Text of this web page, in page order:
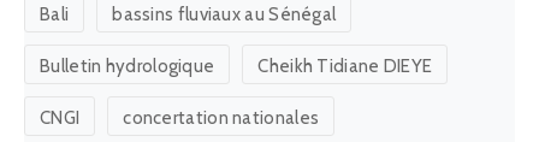
Bali bassins fluviaux au Sénégal
Bulletin hydrologique Cheikh Tidiane DIEYE
CNGI concertation nationales